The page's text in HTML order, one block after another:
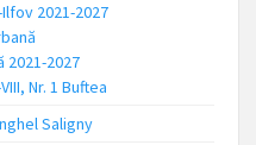
2021-2027
2021-2027
Nr. 1 Buftea
Saligny